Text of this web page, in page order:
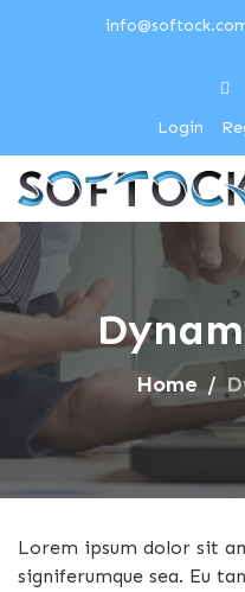
Login
Home
Lorem ipsum dolor sit
signiferumque sea. Eu